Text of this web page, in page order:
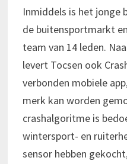
Inmiddels is het jonge
de buitensportmarkt
team van 14 leden.
levert Tocsen ook
verbonden mobiele
merk kan worden
crashalgoritme is
wintersport- en
sensor hebben